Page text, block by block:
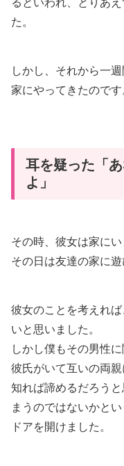
るといわれ、とりあ
た。
しかし、それから一
家にやってきたのです
耳を疑った「
よ」
その時、彼女は家にい
その日は友達の家に遊
彼女のことを考えれ
いと思いました。
しかし僕もその男性
彼氏がいて互いの両
知れば諦めるだろう
まうのではないかと
ドアを開けました。